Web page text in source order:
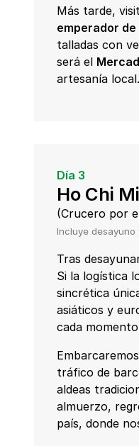
Más tarde,
emperador de
talladas con
será el
artesanía local.
Día 3
Ho Chi
(Crucero por
Incluye desayuno
Tras
Si la logística
sincrética
asiáticos y
cada
tráfico de
aldeas
almuerzo,
país, donde